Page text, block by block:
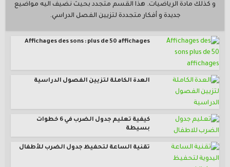
و كذلك مادة الرياضيات. هذا القسم متجدد بحيث نضيف اليه مواضيع
جديدة و أفكار متجددة لتزيين الفصل الدراسي.
Affichages des sons : plus de 50 affichages
العدة الكاملة لتزيين الفصول الدراسية
كيفية تعليم جدول الضرب في 6 خطوات
بسيطة
تقنية الساعة لتحفيظ جدول الضرب للأطفال